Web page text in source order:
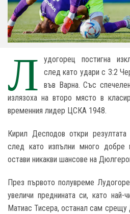
Л
удогорец постигна
след като удари с 3:2
във Варна. Със
излязоха на второ място в
временния лидер ЦСКА 1948.
Кирил Десподов откри
след като изпълни много добре
остави никакви шансове на
През първото полувреме
увеличи преднината си, като най-
Матиас Тисера, останал сам